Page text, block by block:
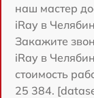
наш мастер
iRay в
Закажите
iRay в
стоимость
25 384.